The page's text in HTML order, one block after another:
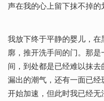
声在我的心上留下抹不掉的
我放下终于平静的婴儿，
廓，推开洗手间的门。那
间，到处都是已经难以抹
漏出的潮气，还有一面已
开始加速，但此时我已经